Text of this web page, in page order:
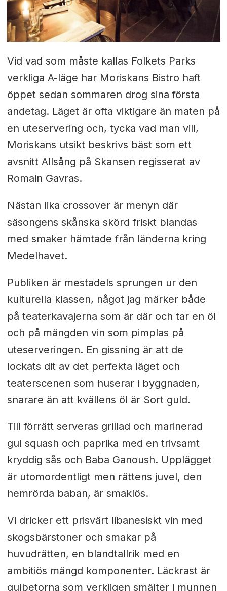
Vid vad som måste kallas Folkets Parks
verkliga A-läge har Moriskans Bistro haft
öppet sedan sommaren drog sina första
andetag. Läget är ofta viktigare än maten på
en uteservering och, tycka vad man vill,
Moriskans utsikt beskrivs bäst som ett
avsnitt Allsång på Skansen regisserat av
Romain Gavras.
Nästan lika crossover är menyn där
säsongens skånska skörd friskt blandas
med smaker hämtade från länderna kring
Medelhavet.
Publiken är mestadels sprungen ur den
kulturella klassen, något jag märker både
på teaterkavajerna som är där och tar en öl
och på mängden vin som pimplas på
uteserveringen. En gissning är att de
lockats dit av det perfekta läget och
teaterscenen som huserar i byggnaden,
snarare än att kvällens öl är Sort guld.
Till förrätt serveras grillad och marinerad
gul squash och paprika med en trivsamt
kryddig sås och Baba Ganoush. Upplägget
är utomordentligt men rättens juvel, den
hemrörda baban, är smaklös.
Vi dricker ett prisvärt libanesiskt vin med
skogsbärstoner och smakar på
huvudrätten, en blandtallrik med en
ambitiös mängd komponenter. Läckrast är
gulbetorna som verkligen smälter i munnen